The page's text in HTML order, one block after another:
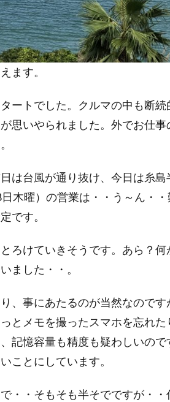
ます。
ートでした。クルマの中も断
思いやられました。外でお仕事
は台風が通り抜け、今日は糸
木曜）の営業は・・う～ん・
です。
ろけていきそうです。あら？
ました・・。
、事にあたるのが当然なのです
とメモを撮ったスマホを忘れた
記憶容量も精度も疑わしいの
ことにしています。
・・そもそも半そでですが・